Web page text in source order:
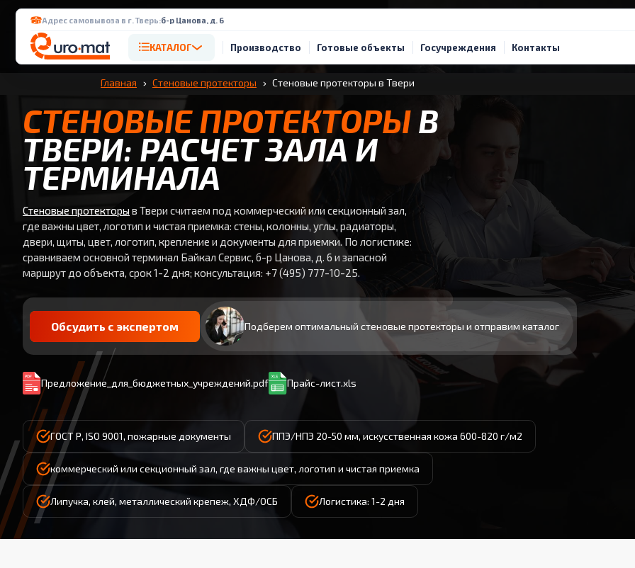
Адрес самовывоза в г. Тверь:б-р Цанова, д. 6
КАТАЛОГ Производство Готовые объекты Госучреждения Контакты
Главная Стеновые протекторы Стеновые протекторы в Твери
СТЕНОВЫЕ ПРОТЕКТОРЫ В
ТВЕРИ: РАСЧЕТ ЗАЛА И
ТЕРМИНАЛА
Стеновые протекторы в Твери считаем под коммерческий или секционный зал,
где важны цвет, логотип и чистая приемка: стены, колонны, углы, радиаторы,
двери, щиты, цвет, логотип, крепление и документы для приемки. По логистике:
сравниваем основной терминал Байкал Сервис, б-р Цанова, д. 6 и запасной
маршрут до объекта, срок 1-2 дня; консультация: +7 (495) 777-10-25.
Обсудить с экспертом Подберем оптимальный стеновые протекторы и отправим каталог
Предложение_для_бюджетных_учреждений.pdf Прайс-лист.xls
ГОСТ Р, ISO 9001, пожарные документы ППЭ/НПЭ 20-50 мм, искусственная кожа 600-820 г/м2
коммерческий или секционный зал, где важны цвет, логотип и чистая приемка
Липучка, клей, металлический крепеж, ХДФ/ОСБ Логистика: 1-2 дня